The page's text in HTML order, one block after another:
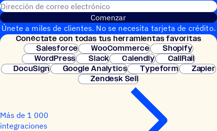
Dirección de correo electrónico
Comenzar
Únete a miles de clientes. No se necesita tarjeta de crédito.
Configuración instantánea.
Conéc­tate con todas tus herramientas favoritas
Salesforce
WooCommerce
Shopify
WordPress
Slack Calendly
CallRail
DocuSign
Google Analytics Typeform
Zapier
Zendesk Sell
Más de 1 000
integraciones